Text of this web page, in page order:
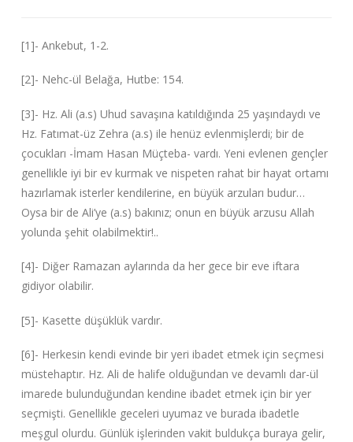
[1]- Ankebut, 1-2.
[2]- Nehc-ül Belağa, Hutbe: 154.
[3]- Hz. Ali (a.s) Uhud savaşına katıldığında 25 yaşındaydı ve
Hz. Fatımat-üz Zehra (a.s) ile henüz evlenmişlerdi; bir de
çocukları -İmam Hasan Müçteba- vardı. Yeni evlenen gençler
genellikle iyi bir ev kurmak ve nispeten rahat bir hayat ortamı
hazırlamak isterler kendilerine, en büyük arzuları budur…
Oysa bir de Ali’ye (a.s) bakınız; onun en büyük arzusu Allah
yolunda şehit olabilmektir!..
[4]- Diğer Ramazan aylarında da her gece bir eve iftara
gidiyor olabilir.
[5]- Kasette düşüklük vardır.
[6]- Herkesin kendi evinde bir yeri ibadet etmek için seçmesi
müstehaptır. Hz. Ali de halife olduğundan ve devamlı dar-ül
imarede bulunduğundan kendine ibadet etmek için bir yer
seçmişti. Genellikle geceleri uyumaz ve burada ibadetle
meşgul olurdu. Günlük işlerinden vakit buldukça buraya gelir,